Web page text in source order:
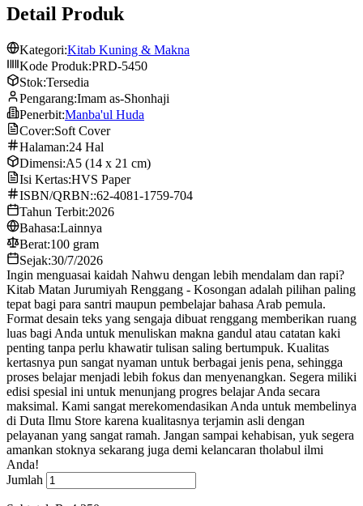
Detail Produk
Kategori:Kitab Kuning & Makna
Kode Produk:PRD-5450
Stok:Tersedia
Pengarang:Imam as-Shonhaji
Penerbit:Manba'ul Huda
Cover:Soft Cover
Halaman:24 Hal
Dimensi:A5 (14 x 21 cm)
Isi Kertas:HVS Paper
ISBN/QRBN::62-4081-1759-704
Tahun Terbit:2026
Bahasa:Lainnya
Berat:100 gram
Sejak:30/7/2026
Ingin menguasai kaidah Nahwu dengan lebih mendalam dan rapi?
Kitab Matan Jurumiyah Renggang - Kosongan adalah pilihan paling
tepat bagi para santri maupun pembelajar bahasa Arab pemula.
Format desain teks yang sengaja dibuat renggang memberikan ruang
luas bagi Anda untuk menuliskan makna gandul atau catatan kaki
penting tanpa perlu khawatir tulisan saling bertumpuk. Kualitas
kertasnya pun sangat nyaman untuk berbagai jenis pena, sehingga
proses belajar menjadi lebih fokus dan menyenangkan. Segera miliki
edisi spesial ini untuk menunjang progres belajar Anda secara
maksimal. Kami sangat merekomendasikan Anda untuk membelinya
di Duta Ilmu Store karena kualitasnya terjamin asli dengan
pelayanan yang sangat ramah. Jangan sampai kehabisan, yuk segera
amankan stoknya sekarang juga demi kelancaran tholabul ilmi
Anda!
Jumlah